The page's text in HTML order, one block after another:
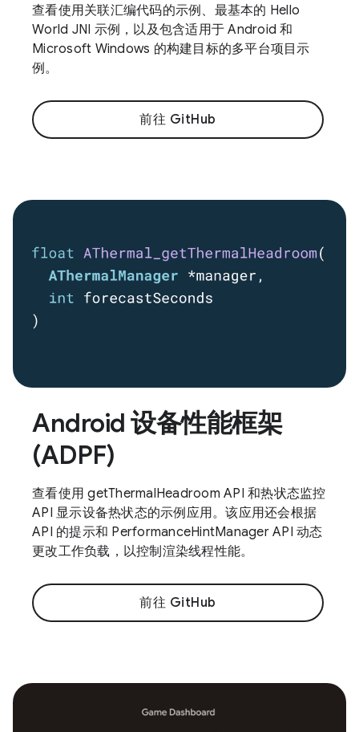
查看使用关联汇编代码的示例、最基本的 Hello
World JNI 示例，以及包含适用于 Android 和
Microsoft Windows 的构建目标的多平台项目示
例。
前往 GitHub
Android 设备性能框架
(ADPF)
查看使用 getThermalHeadroom API 和热状态监控
API 显示设备热状态的示例应用。该应用还会根据
API 的提示和 PerformanceHintManager API 动态
更改工作负载，以控制渲染线程性能。
前往 GitHub